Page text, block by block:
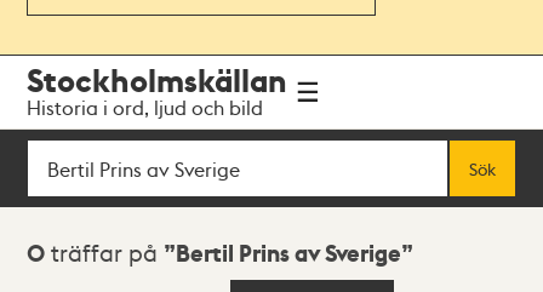
navigationen
huvudinnehållet
Stockholmskällan
Historia i ord, ljud och bild
Sök
Sök
Sökresultat
0 träffar på Bertil Prins av Sverige